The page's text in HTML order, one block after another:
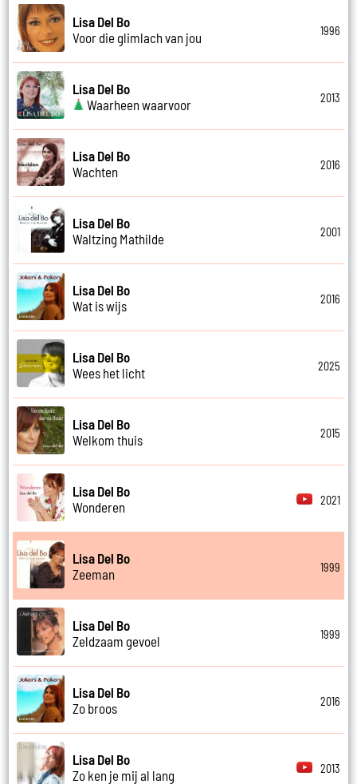
Lisa Del Bo
Voor die glimlach van jou
1996
Lisa Del Bo
Waarheen waarvoor
2013
Lisa Del Bo
Wachten
2016
Lisa Del Bo
Waltzing Mathilde
2001
Lisa Del Bo
Wat is wijs
2016
Lisa Del Bo
Wees het licht
2025
Lisa Del Bo
Welkom thuis
2015
Lisa Del Bo
Wonderen
2021
Lisa Del Bo
Zeeman
1999
Lisa Del Bo
Zeldzaam gevoel
1999
Lisa Del Bo
Zo broos
2016
Lisa Del Bo
Zo ken je mij al lang
2013